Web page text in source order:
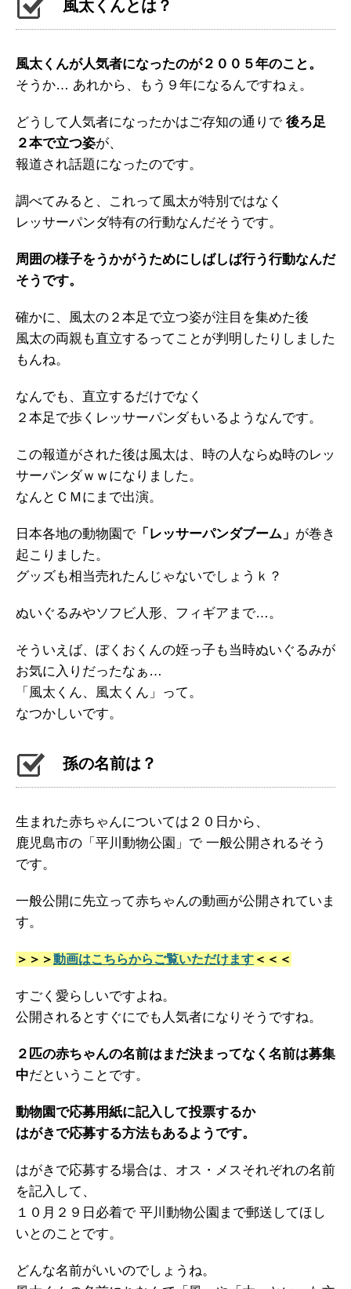
風太くんとは？
風太くんが人気者になったのが２００５年のこと。
そうか… あれから、もう９年になるんですねぇ。
どうして人気者になったかはご存知の通りで 後ろ足
２本で立つ姿が、
報道され話題になったのです。
調べてみると、これって風太が特別ではなく
レッサーパンダ特有の行動なんだそうです。
周囲の様子をうかがうためにしばしば行う行動なんだ
そうです。
確かに、風太の２本足で立つ姿が注目を集めた後
風太の両親も直立するってことが判明したりしました
もんね。
なんでも、直立するだけでなく
２本足で歩くレッサーパンダもいるようなんです。
この報道がされた後は風太は、時の人ならぬ時のレッ
サーパンダｗｗになりました。
なんとＣＭにまで出演。
日本各地の動物園で「レッサーパンダブーム」 が巻き
起こりました。
グッズも相当売れたんじゃないでしょうｋ？
ぬいぐるみやソフビ人形、フィギアまで…。
そういえば、ぼくおくんの姪っ子も当時ぬいぐるみが
お気に入りだったなぁ…
「風太くん、風太くん」って。
なつかしいです。
孫の名前は？
生まれた赤ちゃんについては２０日から、
鹿児島市の「平川動物公園」で 一般公開されるそう
です。
一般公開に先立って赤ちゃんの動画が公開されていま
す。
＞＞＞動画はこちらからご覧いただけます ＜＜＜
すごく愛らしいですよね。
公開されるとすぐにでも人気者になりそうですね。
２匹の赤ちゃんの名前はまだ決まってなく名前は募集
中だということです。
動物園で応募用紙に記入して投票するか
はがきで応募する方法もあるようです。
はがきで応募する場合は、オス・メスそれぞれの名前
を記入して、
１０月２９日必着で 平川動物公園まで郵送してほし
いとのことです。
どんな名前がいいのでしょうね。